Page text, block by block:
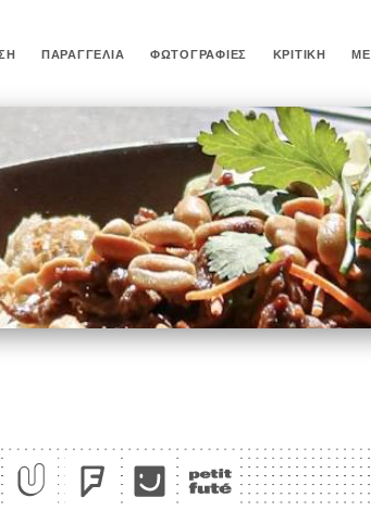
ΠΑΡΑΓΓΕΛΊΑ ΦΩΤΟΓΡΑΦΊΕΣ ΚΡΙΤΙΚΉ